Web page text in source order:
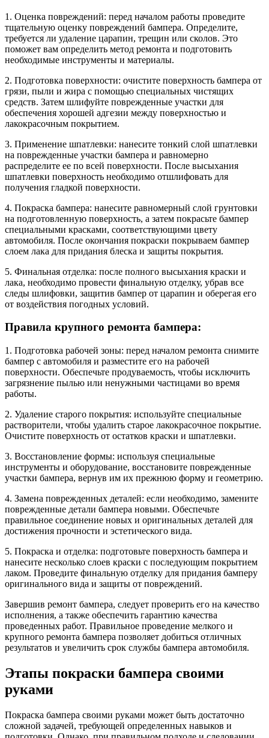
1. Оценка повреждений: перед началом работы проведите
тщательную оценку повреждений бампера. Определите,
требуется ли удаление царапин, трещин или сколов. Это
поможет вам определить метод ремонта и подготовить
необходимые инструменты и материалы.
2. Подготовка поверхности: очистите поверхность бампера от
грязи, пыли и жира с помощью специальных чистящих
средств. Затем шлифуйте поврежденные участки для
обеспечения хорошей адгезии между поверхностью и
лакокрасочным покрытием.
3. Применение шпатлевки: нанесите тонкий слой шпатлевки
на поврежденные участки бампера и равномерно
распределите ее по всей поверхности. После высыхания
шпатлевки поверхность необходимо отшлифовать для
получения гладкой поверхности.
4. Покраска бампера: нанесите равномерный слой грунтовки
на подготовленную поверхность, а затем покрасьте бампер
специальными красками, соответствующими цвету
автомобиля. После окончания покраски покрываем бампер
слоем лака для придания блеска и защиты покрытия.
5. Финальная отделка: после полного высыхания краски и
лака, необходимо провести финальную отделку, убрав все
следы шлифовки, защитив бампер от царапин и оберегая его
от воздействия погодных условий.
Правила крупного ремонта бампера:
1. Подготовка рабочей зоны: перед началом ремонта снимите
бампер с автомобиля и разместите его на рабочей
поверхности. Обеспечьте продуваемость, чтобы исключить
загрязнение пылью или ненужными частицами во время
работы.
2. Удаление старого покрытия: используйте специальные
растворители, чтобы удалить старое лакокрасочное покрытие.
Очистите поверхность от остатков краски и шпатлевки.
3. Восстановление формы: используя специальные
инструменты и оборудование, восстановите поврежденные
участки бампера, вернув им их прежнюю форму и геометрию.
4. Замена поврежденных деталей: если необходимо, замените
поврежденные детали бампера новыми. Обеспечьте
правильное соединение новых и оригинальных деталей для
достижения прочности и эстетического вида.
5. Покраска и отделка: подготовьте поверхность бампера и
нанесите несколько слоев краски с последующим покрытием
лаком. Проведите финальную отделку для придания бамперу
оригинального вида и защиты от повреждений.
Завершив ремонт бампера, следует проверить его на качество
исполнения, а также обеспечить гарантию качества
проведенных работ. Правильное проведение мелкого и
крупного ремонта бампера позволяет добиться отличных
результатов и увеличить срок службы бампера автомобиля.
Этапы покраски бампера своими
руками
Покраска бампера своими руками может быть достаточно
сложной задачей, требующей определенных навыков и